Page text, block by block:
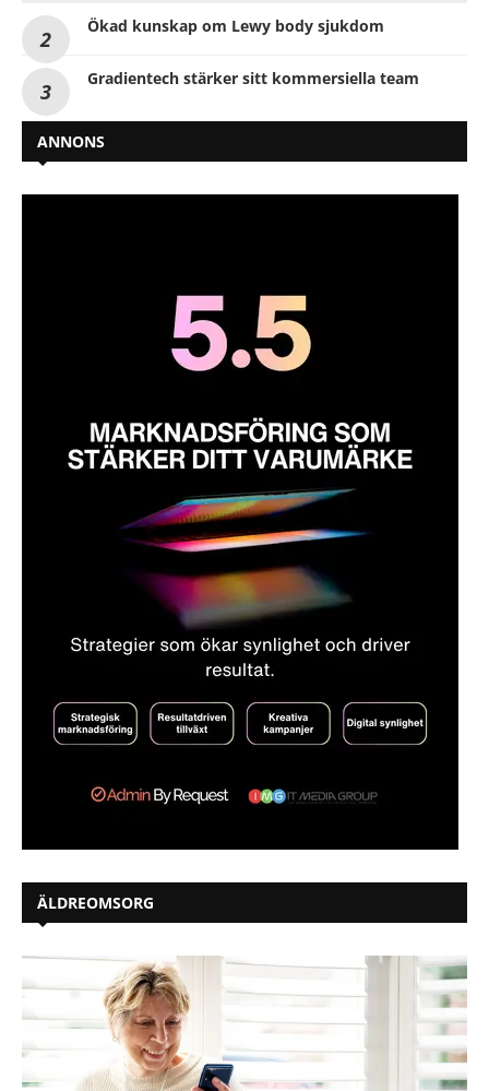
Ökad kunskap om Lewy body sjukdom
Gradientech stärker sitt kommersiella team
ANNONS
ÄLDREOMSORG